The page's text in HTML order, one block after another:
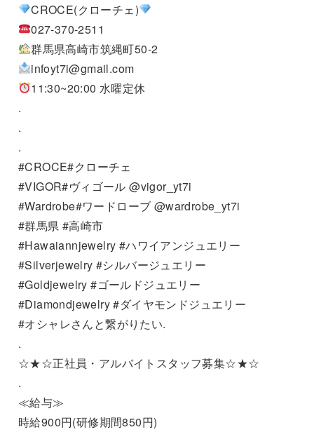
CROCE(クローチェ)
027-370-2511
群馬県高崎市筑縄町50-2
infoyt7i@gmail.com
11:30~20:00 水曜定休
.
.
.
#CROCE#クローチェ
#VIGOR#ヴィゴール @vigor_yt7i
#Wardrobe#ワードローブ @wardrobe_yt7i
#群馬県 #高崎市
#Hawaiannjewelry #ハワイアンジュエリー
#Silverjewelry #シルバージュエリー
#Goldjewelry #ゴールドジュエリー
#Diamondjewelry #ダイヤモンドジュエリー
#オシャレさんと繋がりたい.
.
☆★☆正社員・アルバイトスタッフ募集☆★☆
.
≪給与≫
時給900円(研修期間850円)